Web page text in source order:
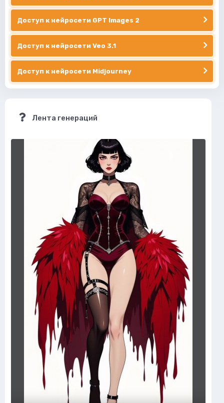
Доступ к нейросети GPT Images 2
Доступ к нейросети Veo 3.1
Доступ к нейросети Midjourney
Лента генераций